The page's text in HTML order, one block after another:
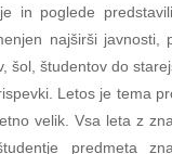
in poglede
najširši javnosti,
šol, študentov do
Letos je tema
velik. Vsa leta z
predmeta